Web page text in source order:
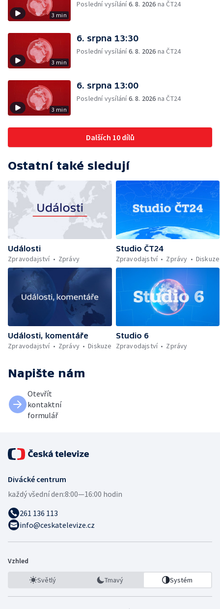
3 min
Poslední vysílání6. 8. 2026 na ČT24
3 min
6. srpna 13:30
Poslední vysílání6. 8. 2026 na ČT24
3 min
6. srpna 13:00
Poslední vysílání6. 8. 2026 na ČT24
Dalších 10 dílů
Ostatní také sledují
Události
Zpravodajství
Zprávy
Studio ČT24
Zpravodajství
Zprávy Diskuze
Události, komentáře
Zpravodajství
Zprávy Diskuze
Studio 6
Zpravodajství
Zprávy
Napište nám
Otevřít
kontaktní
formulář
Divácké centrum
každý všední den:8:00—16:00 hodin
261 136 113
info@ceskatelevize.cz
Vzhled
Světlý Tmavý Systém